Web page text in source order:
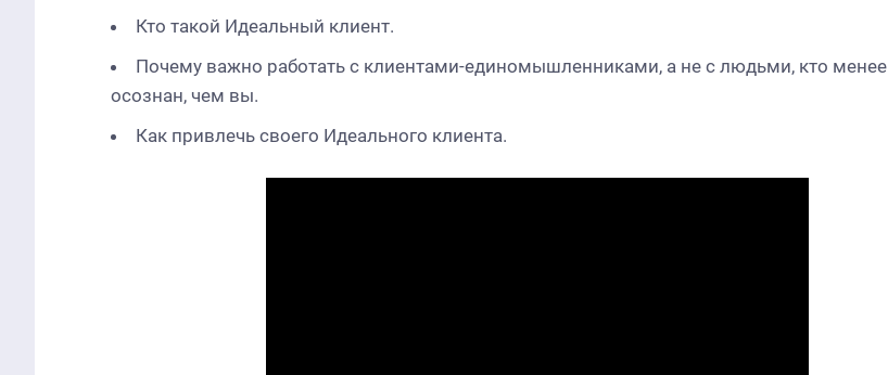
Кто такой Идеальный клиент.
Почему важно работать с клиентами-единомышленниками, а не с людьми, кто менее
осознан, чем вы.
Как привлечь своего Идеального клиента.